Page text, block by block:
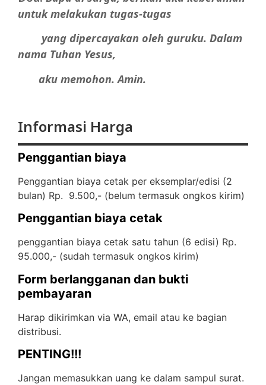
untuk melakukan tugas-tugas
yang dipercayakan oleh guruku. Dalam
nama Tuhan Yesus,
aku memohon. Amin.
Informasi Harga
Penggantian biaya
Penggantian biaya cetak per eksemplar/edisi (2
bulan) Rp. 9.500,- (belum termasuk ongkos kirim)
Penggantian biaya cetak
penggantian biaya cetak satu tahun (6 edisi) Rp.
95.000,- (sudah termasuk ongkos kirim)
Form berlangganan dan bukti
pembayaran
Harap dikirimkan via WA, email atau ke bagian
distribusi.
PENTING!!!
Jangan memasukkan uang ke dalam sampul surat.